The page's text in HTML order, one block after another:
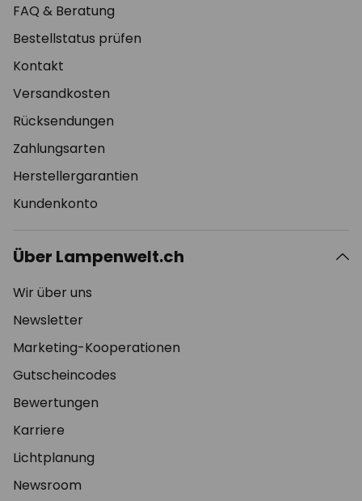
FAQ & Beratung
Bestellstatus prüfen
Kontakt
Versandkosten
Rücksendungen
Zahlungsarten
Herstellergarantien
Kundenkonto
Über Lampenwelt.ch
Wir über uns
Newsletter
Marketing-Kooperationen
Gutscheincodes
Bewertungen
Karriere
Lichtplanung
Newsroom